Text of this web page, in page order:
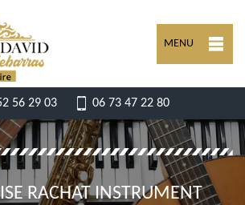
MENU
56 29 03 06 73 47 22 80
RACHAT INSTRUMENT